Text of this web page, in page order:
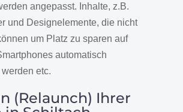
angepasst. Inhalte, z.B.
und Designelemente, die nicht
um Platz zu sparen auf
automatisch
etc.
(Relaunch) Ihrer